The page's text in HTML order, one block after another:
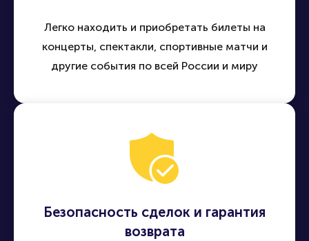
Легко находить и приобретать билеты на
концерты, спектакли, спортивные матчи и
другие события по всей России и миру
Безопасность сделок и гарантия
возврата